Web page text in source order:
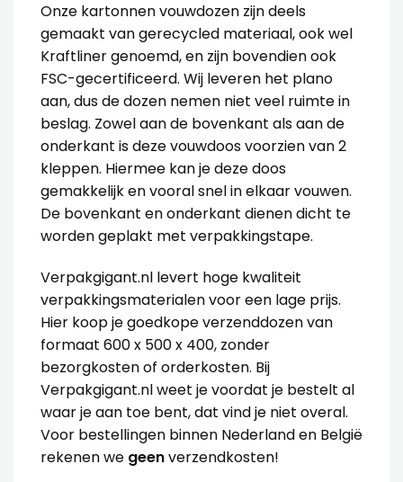
Onze kartonnen vouwdozen zijn deels
gemaakt van gerecycled materiaal, ook wel
Kraftliner genoemd, en zijn bovendien ook
FSC-gecertificeerd. Wij leveren het plano
aan, dus de dozen nemen niet veel ruimte in
beslag. Zowel aan de bovenkant als aan de
onderkant is deze vouwdoos voorzien van 2
kleppen. Hiermee kan je deze doos
gemakkelijk en vooral snel in elkaar vouwen.
De bovenkant en onderkant dienen dicht te
worden geplakt met verpakkingstape.
Verpakgigant.nl levert hoge kwaliteit
verpakkingsmaterialen voor een lage prijs.
Hier koop je goedkope verzenddozen van
formaat 600 x 500 x 400, zonder
bezorgkosten of orderkosten. Bij
Verpakgigant.nl weet je voordat je bestelt al
waar je aan toe bent, dat vind je niet overal.
Voor bestellingen binnen Nederland en België
rekenen we geenverzendkosten!